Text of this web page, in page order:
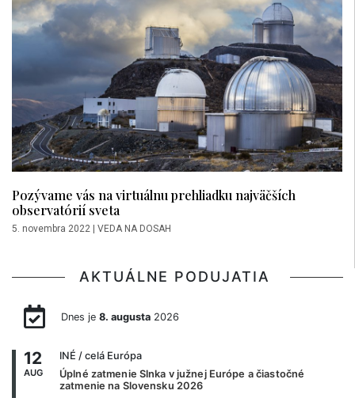
Pozývame vás na virtuálnu prehliadku najväčších
observatórií sveta
5. novembra 2022 | VEDA NA DOSAH
AKTUÁLNE PODUJATIA
Dnes je 8. augusta2026
12
AUG
INÉ / celá Európa
Úplné zatmenie Slnka v južnej Európe a čiastočné
zatmenie na Slovensku 2026